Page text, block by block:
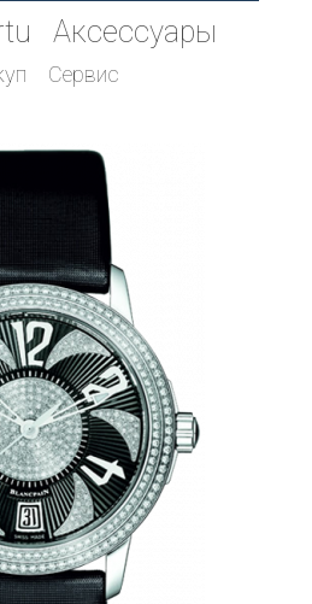
Аксессуары
Сервис